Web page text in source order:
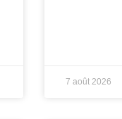
7 août 2026